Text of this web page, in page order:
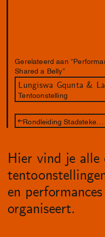
Gerelateerd aan
Shared a Belly”
Tentoonstelling
Hier vind je alle
en
organiseert.